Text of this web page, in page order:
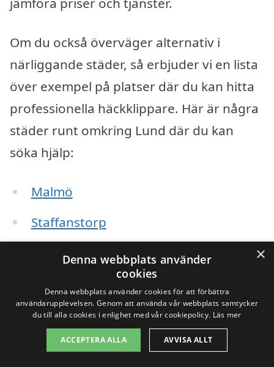
Om du också överväger alternativ i
närliggande städer, så erbjuder vi en lista
över exempel på platser där du kan hitta
professionella häckklippare. Här är några
städer runt omkring Lund där du kan
söka hjälp:
Malmö
Staffanstorp
Dalby
Kävlinge
Veberöd
×
Denna webbplats använder
cookies
Denna webbplats använder cookies för att förbättra
användarupplevelsen. Genom att använda vår webbplats samtycker
du till alla cookies i enlighet med vår cookiepolicy. Läs mer
ACCEPTERA ALLA AVVISA ALLT